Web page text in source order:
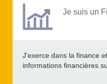
Je suis un
J’exerce dans la finance
informations financières